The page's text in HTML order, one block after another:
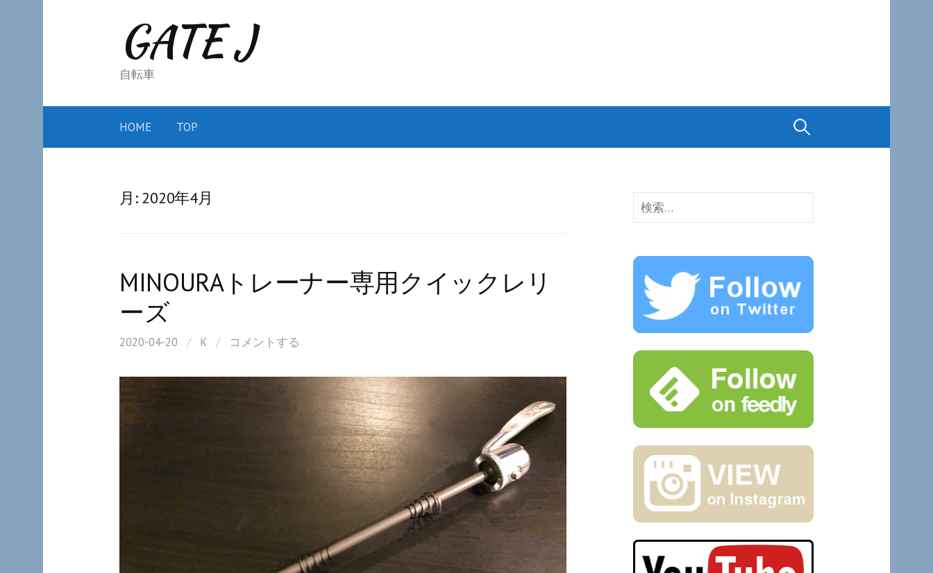
GATE J
自転車
HOME TOP 検
月: 2020年4月
MINOURAトレーナー専用クイックレリ
ーズ
2020-04-20 / K / コメントする
検
索: